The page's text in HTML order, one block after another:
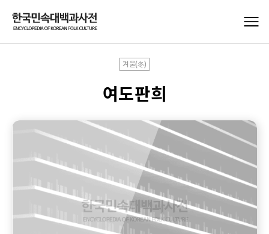
겨울(冬)
여도판희